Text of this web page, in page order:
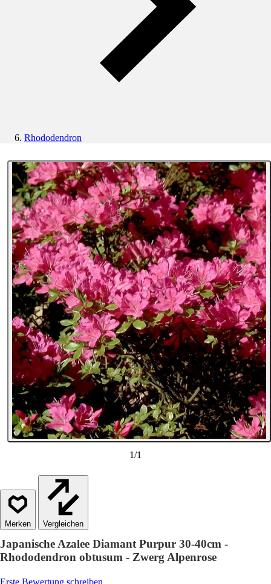
Rhododendron
1/1
Vergleichen
Japanische Azalee Diamant Purpur 30-40cm -
Rhododendron obtusum - Zwerg Alpenrose
Erste Bewertung schreiben